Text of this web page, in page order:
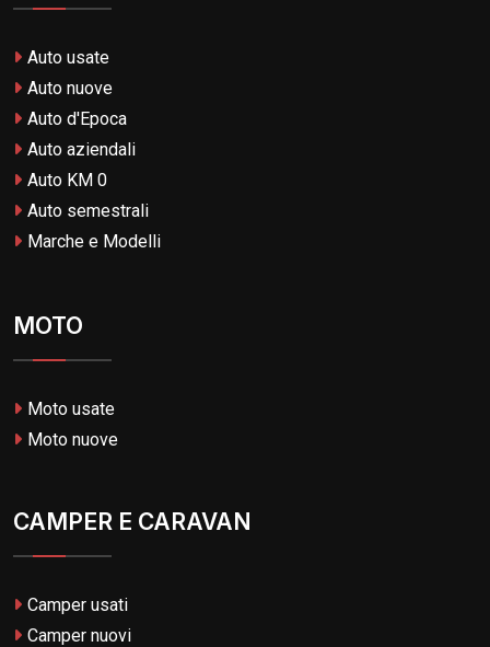
Auto usate
Auto nuove
Auto d'Epoca
Auto aziendali
Auto KM 0
Auto semestrali
Marche e Modelli
MOTO
Moto usate
Moto nuove
CAMPER E CARAVAN
Camper usati
Camper nuovi